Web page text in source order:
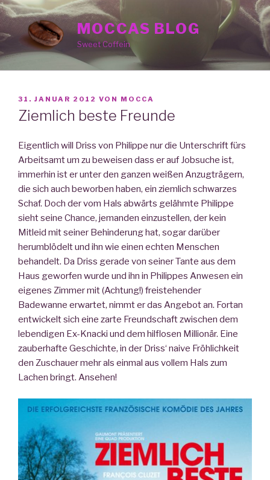
Zum
Inhalt
springen
MOCCAS BLOG
Sweet Coffein
VERÖFFENTLICHT
AM
31. JANUAR 2012 VON MOCCA
Ziemlich beste Freunde
Eigentlich will Driss von Philippe nur die Unterschrift fürs
Arbeitsamt um zu beweisen dass er auf Jobsuche ist,
immerhin ist er unter den ganzen weißen Anzugträgern,
die sich auch beworben haben, ein ziemlich schwarzes
Schaf. Doch der vom Hals abwärts gelähmte Philippe
sieht seine Chance, jemanden einzustellen, der kein
Mitleid mit seiner Behinderung hat, sogar darüber
herumblödelt und ihn wie einen echten Menschen
behandelt. Da Driss gerade von seiner Tante aus dem
Haus geworfen wurde und ihn in Philippes Anwesen ein
eigenes Zimmer mit (Achtung!) freistehender
Badewanne erwartet, nimmt er das Angebot an. Fortan
entwickelt sich eine zarte Freundschaft zwischen dem
lebendigen Ex-Knacki und dem hilflosen Millionär. Eine
zauberhafte Geschichte, in der Driss‘ naive Fröhlichkeit
den Zuschauer mehr als einmal aus vollem Hals zum
Lachen bringt. Ansehen!